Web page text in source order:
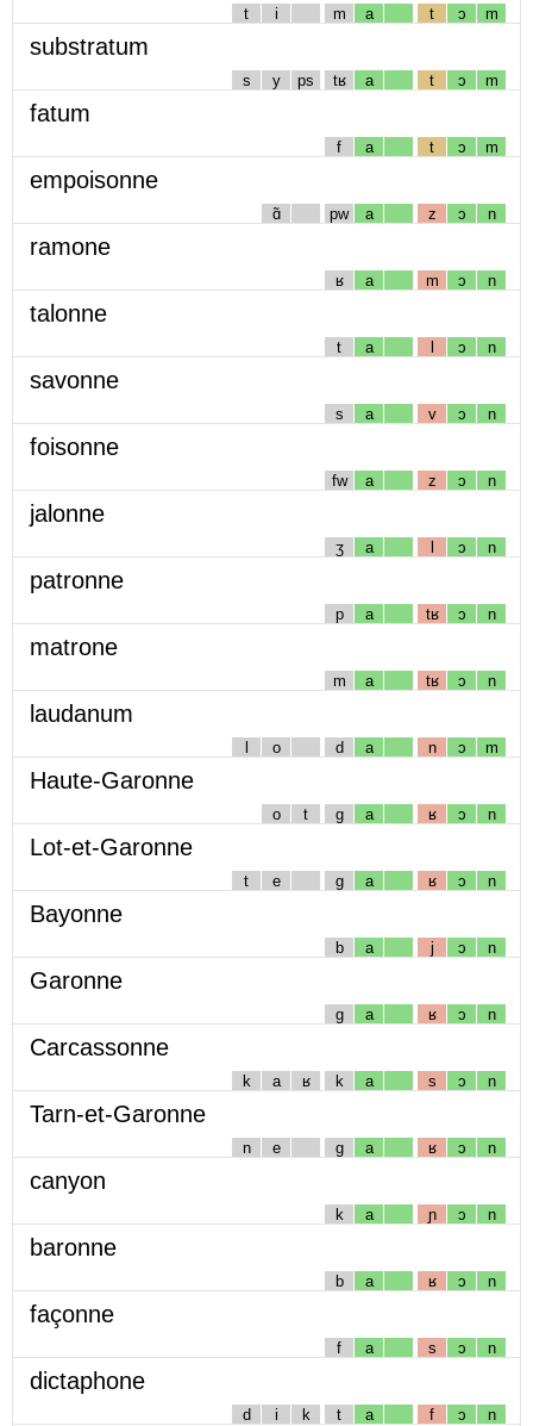
t i m a t ɔ m
substratum
s y ps tʁ a t ɔ m
fatum
f a t ɔ m
empoisonne
ɑ̃ pw a z ɔ n
ramone
ʁ a m ɔ n
talonne
t a l ɔ n
savonne
s a v ɔ n
foisonne
fw a z ɔ n
jalonne
ʒ a l ɔ n
patronne
p a tʁ ɔ n
matrone
m a tʁ ɔ n
laudanum
l o d a n ɔ m
Haute-Garonne
o t g a ʁ ɔ n
Lot-et-Garonne
t e g a ʁ ɔ n
Bayonne
b a j ɔ n
Garonne
g a ʁ ɔ n
Carcassonne
k a ʁ k a s ɔ n
Tarn-et-Garonne
n e g a ʁ ɔ n
canyon
k a ɲ ɔ n
baronne
b a ʁ ɔ n
façonne
f a s ɔ n
dictaphone
d i k t a f ɔ n